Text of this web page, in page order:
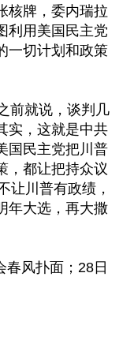
核牌，委内瑞拉
用美国民主党
一切计划和政策
前就说，谈判几
实，这就是中共
国民主党把川普
，都让把持众议
让川普有政绩，
年大选，再大撒
春风扑面；28日